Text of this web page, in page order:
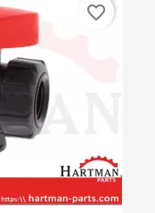
favorite_border